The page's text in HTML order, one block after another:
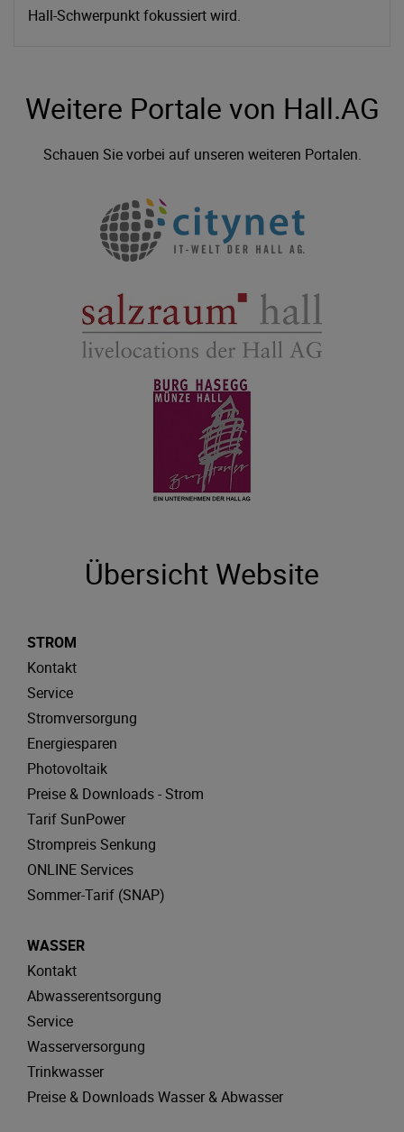
Hall-Schwerpunkt fokussiert wird.
Weitere Portale von Hall.AG
Schauen Sie vorbei auf unseren weiteren Portalen.
Übersicht Website
STROM
Kontakt
Service
Stromversorgung
Energiesparen
Photovoltaik
Preise & Downloads - Strom
Tarif SunPower
Strompreis Senkung
ONLINE Services
Sommer-Tarif (SNAP)
WASSER
Kontakt
Abwasserentsorgung
Service
Wasserversorgung
Trinkwasser
Preise & Downloads Wasser & Abwasser